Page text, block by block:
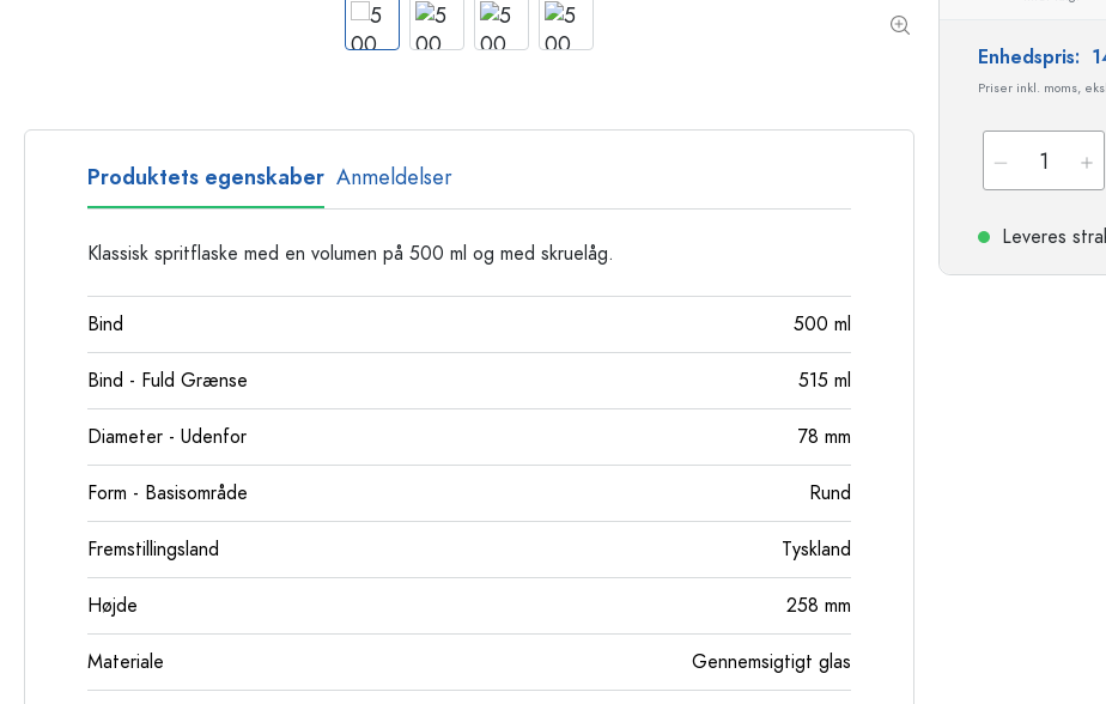
Glasflasker
Plastflasker
Enhedspris:
Priser inkl. moms,
Leveres
Produktets egenskaber Anmeldelser
Klassisk spritflaske med en volumen på 500 ml og med skruelåg.
Bind 500 ml
Bind - Fuld Grænse 515 ml
Diameter - Udenfor 78 mm
Form - Basisområde Rund
Fremstillingsland Tyskland
Højde 258 mm
Materiale Gennemsigtigt glas